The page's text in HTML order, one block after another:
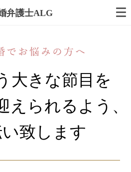
弁護士ALG
大きな節目を
えられるよう、
致します